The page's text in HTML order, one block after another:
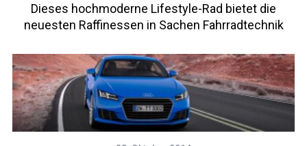
Dieses hochmoderne Lifestyle-Rad bietet die
neuesten Raffinessen in Sachen Fahrradtechnik